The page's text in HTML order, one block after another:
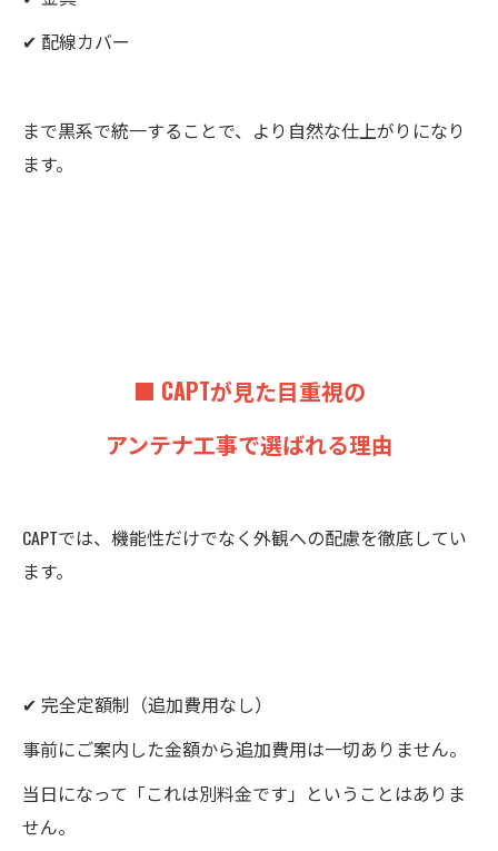
✔ 配線カバー
まで黒系で統一することで、より自然な仕上がりになり
ます。
■ CAPTが見た目重視の
アンテナ工事で選ばれる理由
CAPTでは、機能性だけでなく外観への配慮を徹底してい
ます。
✔ 完全定額制（追加費用なし）
事前にご案内した金額から追加費用は一切ありません。
当日になって「これは別料金です」ということはありま
せん。